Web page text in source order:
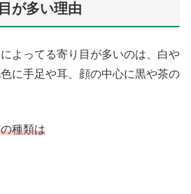
が多い理由
よってる寄り目が多いのは、白や
に手足や耳、顔の中心に黒や茶の
種類は